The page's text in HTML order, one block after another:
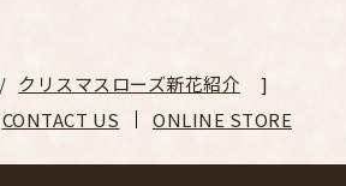
クリスマスローズ新花紹介
CONTACT US ONLINE STORE